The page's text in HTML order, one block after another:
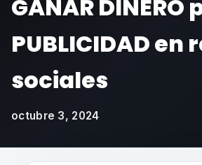
GANAR DINERO
PUBLICIDAD en
sociales
octubre 3, 2024